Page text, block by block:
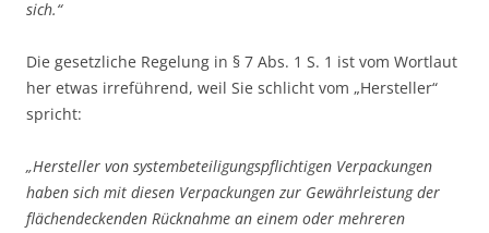
sich.“
Die gesetzliche Regelung in § 7 Abs. 1 S. 1 ist vom Wortlaut
her etwas irreführend, weil Sie schlicht vom „Hersteller“
spricht:
„Hersteller von systembeteiligungspflichtigen Verpackungen
haben sich mit diesen Verpackungen zur Gewährleistung der
flächendeckenden Rücknahme an einem oder mehreren